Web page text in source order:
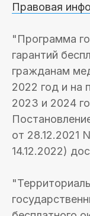
Правовая
"Программа
гарантий
гражданам
2022 год и на
2023 и 2024
от 28.12.2021
14.12.2022)